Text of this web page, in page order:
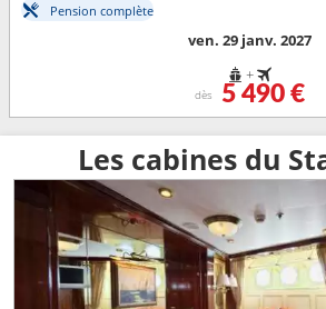
Pension complète
ven. 29 janv. 2027
+
dès 5 490 €
Les cabines du